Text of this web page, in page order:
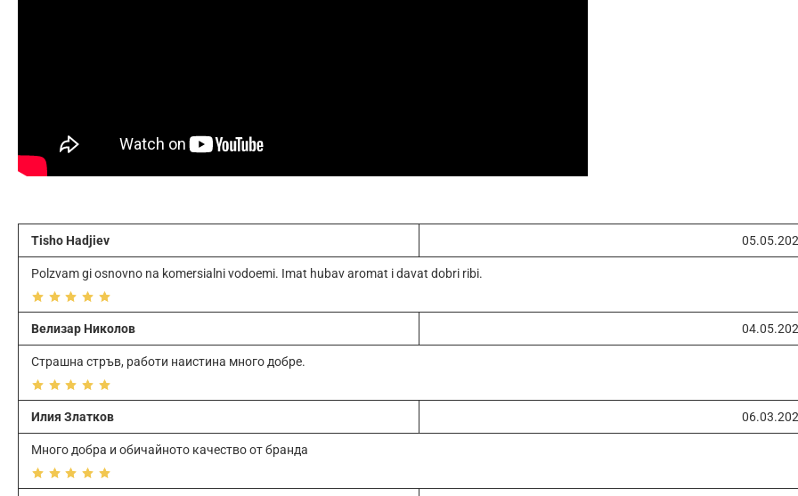
Tisho Hadjiev
Polzvam gi osnovno na komersialni vodoemi. Imat hubav aromat i davat dobri ribi.
Велизар Николов
Страшна стръв, работи наистина много добре.
Илия Златков
Много добра и обичайното качество от бранда